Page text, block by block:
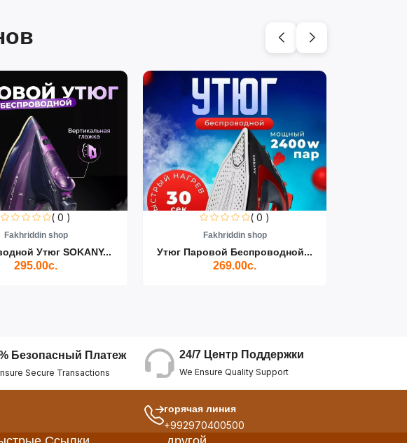
( 0 )
Fakhriddin shop
Утюг SOKANY...
295.00с.
( 0 )
Fakhriddin shop
Утюг Паровой Беспроводной...
269.00с.
Безопасный Платеж
Secure Transactions
24/7 Центр Поддержки
We Ensure Quality Support
горячая линия
+992970400500